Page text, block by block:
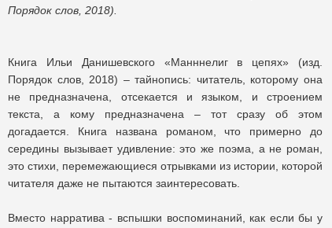
Порядок слов, 2018).
Книга Ильи Данишевского «Манннелиг в цепях» (изд.
Порядок слов, 2018) – тайнопись: читатель, которому она
не предназначена, отсекается и языком, и строением
текста, а кому предназначена – тот сразу об этом
догадается. Книга названа романом, что примерно до
середины вызывает удивление: это же поэма, а не роман,
это стихи, перемежающиеся отрывками из истории, которой
читателя даже не пытаются заинтересовать.
Вместо нарратива - вспышки воспоминаний, как если бы у